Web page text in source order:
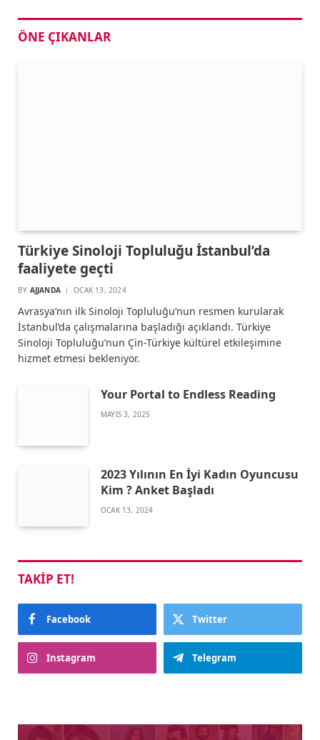
ÖNE ÇIKANLAR
Türkiye Sinoloji Topluluğu İstanbul’da
faaliyete geçti
BY AJJANDA OCAK 13, 2024
Avrasya’nın ilk Sinoloji Topluluğu’nun resmen kurularak
İstanbul’da çalışmalarına başladığı açıklandı. Türkiye
Sinoloji Topluluğu’nun Çin-Türkiye kültürel etkileşimine
hizmet etmesi bekleniyor.
Your Portal to Endless Reading
MAYIS 3, 2025
2023 Yılının En İyi Kadın Oyuncusu
Kim ? Anket Başladı
OCAK 13, 2024
TAKIP ET!
Facebook Twitter
Instagram Telegram